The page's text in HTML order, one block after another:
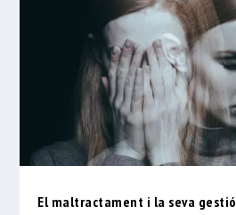
El maltractament i la seva gestió